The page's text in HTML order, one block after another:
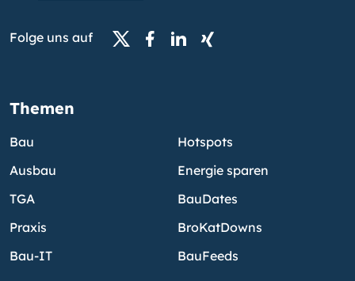
Folge uns auf
Themen
Bau
Ausbau
TGA
Praxis
Bau-IT
Hotspots
Energie sparen
BauDates
BroKatDowns
BauFeeds